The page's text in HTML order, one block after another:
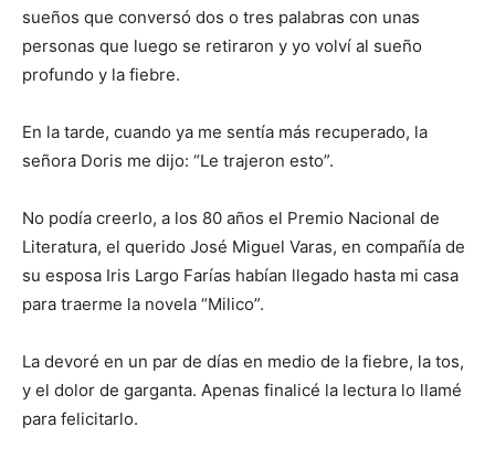
sueños que conversó dos o tres palabras con unas
personas que luego se retiraron y yo volví al sueño
profundo y la fiebre.
En la tarde, cuando ya me sentía más recuperado, la
señora Doris me dijo: “Le trajeron esto”.
No podía creerlo, a los 80 años el Premio Nacional de
Literatura, el querido José Miguel Varas, en compañía de
su esposa Iris Largo Farías habían llegado hasta mi casa
para traerme la novela “Milico”.
La devoré en un par de días en medio de la fiebre, la tos,
y el dolor de garganta. Apenas finalicé la lectura lo llamé
para felicitarlo.